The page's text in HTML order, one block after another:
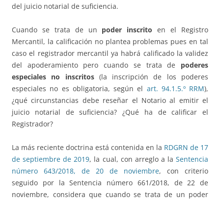
del juicio notarial de suficiencia.
Cuando se trata de un poder inscrito en el Registro
Mercantil, la calificación no plantea problemas pues en tal
caso el registrador mercantil ya habrá calificado la validez
del apoderamiento pero cuando se trata de poderes
especiales no inscritos(la inscripción de los poderes
especiales no es obligatoria, según el art. 94.1.5.º RRM),
¿qué circunstancias debe reseñar el Notario al emitir el
juicio notarial de suficiencia? ¿Qué ha de calificar el
Registrador?
La más reciente doctrina está contenida en la RDGRN de 17
de septiembre de 2019, la cual, con arreglo a laSentencia
número 643/2018, de 20 de noviembre, con criterio
seguido por la Sentencia número 661/2018, de 22 de
noviembre, considera que cuando se trata de un poder